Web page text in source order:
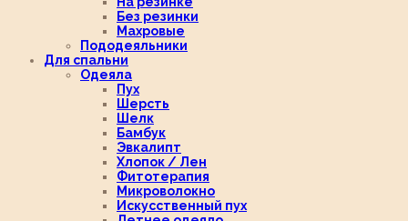
Без резинки
Махровые
Пододеяльники
Для спальни
Одеяла
Пух
Шерсть
Шелк
Бамбук
Эвкалипт
Хлопок / Лен
Фитотерапия
Микроволокно
Искусственный пух